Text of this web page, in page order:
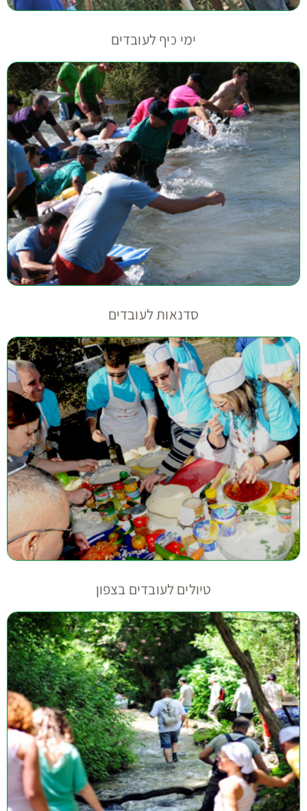
ימי כיף לעובדים
סדנאות לעובדים
טיולים לעובדים בצפון